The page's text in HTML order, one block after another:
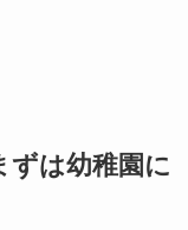
は幼稚園に